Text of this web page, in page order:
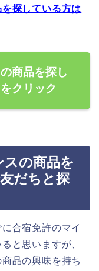
探している方は
商品を探し
クリック
の商品を
だちと探
合宿免許のマイ
と思いますが、
品の興味を持ち